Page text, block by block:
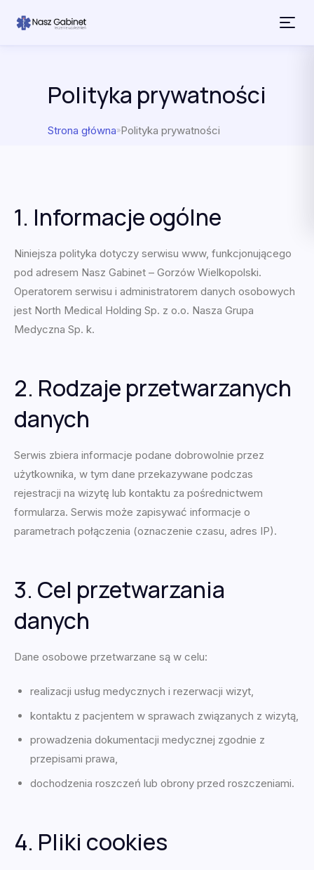
Polityka prywatności
Strona główna»Polityka prywatności
1. Informacje ogólne
Niniejsza polityka dotyczy serwisu www, funkcjonującego
pod adresem Nasz Gabinet – Gorzów Wielkopolski.
Operatorem serwisu i administratorem danych osobowych
jest North Medical Holding Sp. z o.o. Nasza Grupa
Medyczna Sp. k.
2. Rodzaje przetwarzanych
danych
Serwis zbiera informacje podane dobrowolnie przez
użytkownika, w tym dane przekazywane podczas
rejestracji na wizytę lub kontaktu za pośrednictwem
formularza. Serwis może zapisywać informacje o
parametrach połączenia (oznaczenie czasu, adres IP).
3. Cel przetwarzania
danych
Dane osobowe przetwarzane są w celu:
realizacji usług medycznych i rezerwacji wizyt,
kontaktu z pacjentem w sprawach związanych z wizytą,
prowadzenia dokumentacji medycznej zgodnie z
przepisami prawa,
dochodzenia roszczeń lub obrony przed roszczeniami.
4. Pliki cookies